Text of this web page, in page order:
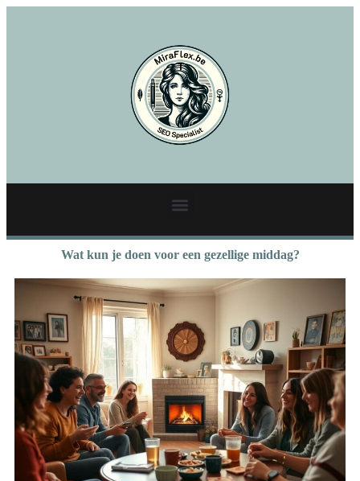
Wat kun je doen voor een gezellige middag?